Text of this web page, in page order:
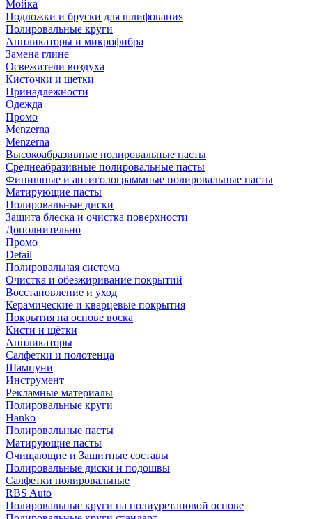
Мойка
Подложки и бруски для шлифования
Полировальные круги
Аппликаторы и микрофибра
Замена глине
Освежители воздуха
Кисточки и щетки
Принадлежности
Одежда
Промо
Menzerna
Menzerna
Высокоабразивные полировальные пасты
Среднеабразивные полировальные пасты
Финишные и антиголограммные полировальные пасты
Матирующие пасты
Полировальные диски
Защита блеска и очистка поверхности
Дополнительно
Промо
Detail
Полировальная система
Очистка и обезжиривание покрытий
Восстановление и уход
Керамические и кварцевые покрытия
Покрытия на основе воска
Кисти и щётки
Аппликаторы
Салфетки и полотенца
Шампуни
Инструмент
Рекламные материалы
Полировальные круги
Hanko
Полировальные пасты
Матирующие пасты
Очищающие и Защитные составы
Полировальные диски и подошвы
Салфетки полировальные
RBS Auto
Полировальные круги на полиуретановой основе